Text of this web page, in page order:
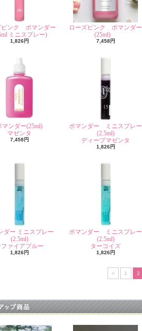
ピンク ポマンダー
ミニスプレー)
1,826円
ローズピンク ポマンダー
(25ml)
7,458円
マンダー(25ml)
マゼンタ
7,458円
ポマンダー ミニスプレー
(2.5ml)
ディープマゼンタ
1,826円
ダー ミニスプレー
(2.5ml)
ァイアブルー
1,826円
ポマンダー ミニスプレー
(2.5ml)
ターコイズ
1,826円
< 1 2